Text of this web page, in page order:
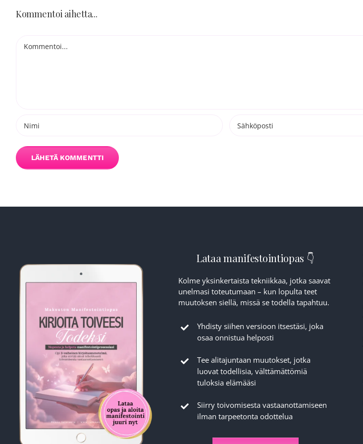
Kommentoi aihetta...
Lataa manifestointiopas 👇
Kolme yksinkertaista tekniikkaa, jotka saavat
unelmasi toteutumaan – kun lopulta teet
muutoksen siellä, missä se todella tapahtuu.
Yhdisty siihen versioon itsestäsi, joka
osaa onnistua helposti
Tee alitajuntaan muutokset, jotka
luovat todellisia, välttämättömiä
tuloksia elämääsi
Siirry toivomisesta vastaanottamiseen
ilman tarpeetonta odottelua